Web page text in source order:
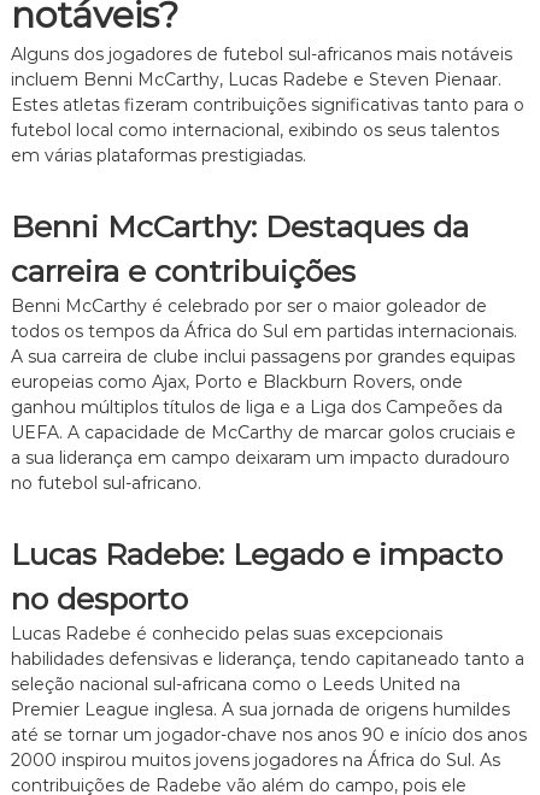
notáveis?
Alguns dos jogadores de futebol sul-africanos mais notáveis
incluem Benni McCarthy, Lucas Radebe e Steven Pienaar.
Estes atletas fizeram contribuições significativas tanto para o
futebol local como internacional, exibindo os seus talentos
em várias plataformas prestigiadas.
Benni McCarthy: Destaques da
carreira e contribuições
Benni McCarthy é celebrado por ser o maior goleador de
todos os tempos da África do Sul em partidas internacionais.
A sua carreira de clube inclui passagens por grandes equipas
europeias como Ajax, Porto e Blackburn Rovers, onde
ganhou múltiplos títulos de liga e a Liga dos Campeões da
UEFA. A capacidade de McCarthy de marcar golos cruciais e
a sua liderança em campo deixaram um impacto duradouro
no futebol sul-africano.
Lucas Radebe: Legado e impacto
no desporto
Lucas Radebe é conhecido pelas suas excepcionais
habilidades defensivas e liderança, tendo capitaneado tanto a
seleção nacional sul-africana como o Leeds United na
Premier League inglesa. A sua jornada de origens humildes
até se tornar um jogador-chave nos anos 90 e início dos anos
2000 inspirou muitos jovens jogadores na África do Sul. As
contribuições de Radebe vão além do campo, pois ele